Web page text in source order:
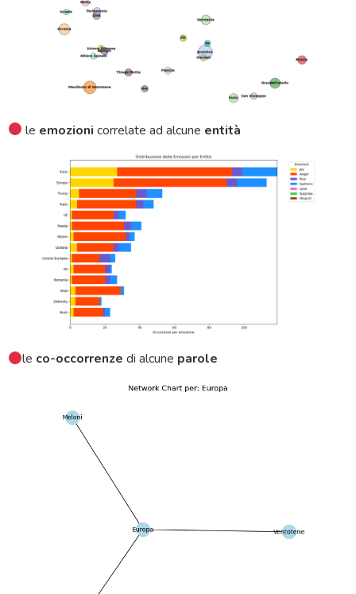
le emozionicorrelate ad alcune entità
le co-occorrenze di alcune parole